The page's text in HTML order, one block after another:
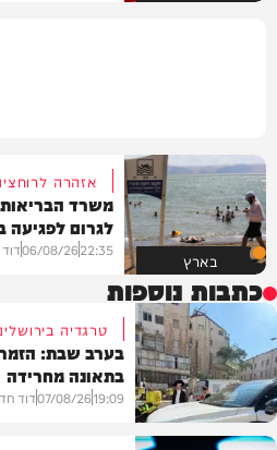
בארץ
אזהרה
משרד
לגרום לפגיעה
22:35
06/08/26
כתבות נוספות
טרגדיה
בערב שבת: הזמר
בתאונה מחרידה
19:09
07/08/26דוד